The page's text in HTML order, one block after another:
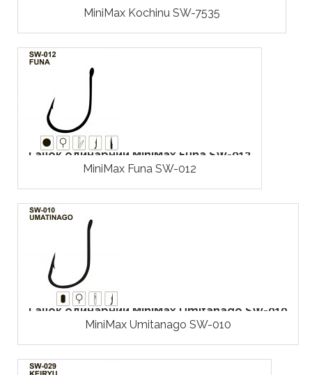
MiniMax Kochinu SW-7535
Гачок одинарний MiniMax Funa SW-012
MiniMax Funa SW-012
Гачок одинарний MiniMax Umitanago SW-010
MiniMax Umitanago SW-010